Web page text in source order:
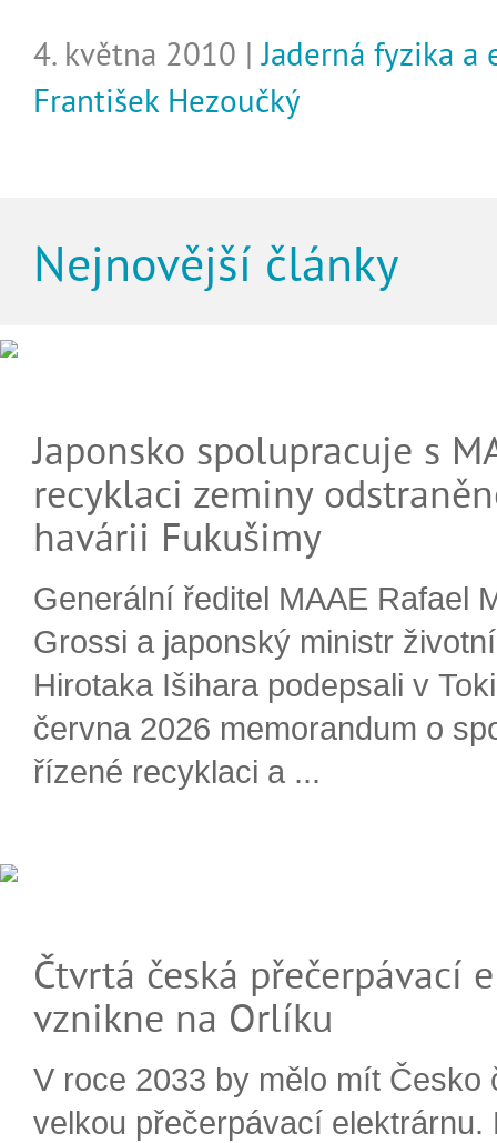
4. května 2010 |Jaderná fyzika a
František Hezoučký
Nejnovější články
Japonsko spolupracuje s
recyklaci zeminy
havárii Fukušimy
Generální ředitel MAAE Rafael
Grossi a japonský ministr
Hirotaka Išihara podepsali v
června 2026 memorandum o
řízené recyklaci a ...
Čtvrtá česká přečerpávací
vznikne na Orlíku
V roce 2033 by mělo mít Česko
velkou přečerpávací elektrárnu.